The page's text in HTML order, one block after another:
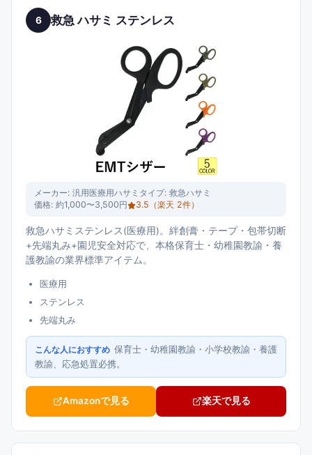
6 救急 ハサミ ステンレス
メーカー: 汎用医療用ハサミ タイプ: 救急ハサミ
価格: 約1,000〜3,500円 3.5 （楽天 2件）
救急ハサミステンレス(医療用)。絆創膏・テープ・包帯切断
+先端丸み+園児安全対応で、本格保育士・幼稚園教諭・養
護教諭の業界標準アイテム。
医療用
ステンレス
先端丸み
こんな人におすすめ 保育士・幼稚園教諭・小学校教諭・養護
教諭、応急処置必携。
Amazonで見る 楽天で見る